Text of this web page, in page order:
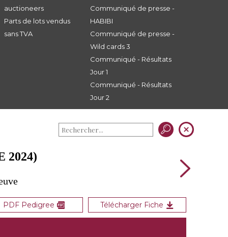
auctioneers
Parts de lots vendus
sans TVA
Communiqué de presse -
HABIBI
Communiqué de presse -
Wild cards 3
Communiqué - Résultats
Jour 1
Communiqué - Résultats
Jour 2
2024)
PDF Pedigree Télécharger Fiche